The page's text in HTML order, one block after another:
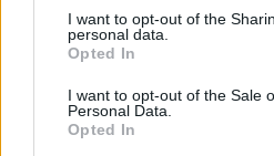
not limited to your visit or usage
grant or deny consent to Google
use your data for below specified
consent section.
I want to opt-out of the
personal data.
Opted In
I want to opt-out of the Sale
Personal Data.
Opted In
Nazionale italiana di basket:
amichevoli a Trento